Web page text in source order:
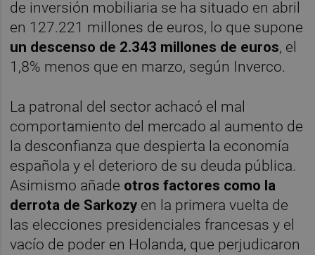
de inversión mobiliaria se ha situado en abril
en 127.221 millones de euros, lo que supone
un descenso de 2.343 millones de euros, el
1,8% menos que en marzo, según Inverco.
La patronal del sector achacó el mal
comportamiento del mercado al aumento de
la desconfianza que despierta la economía
española y el deterioro de su deuda pública.
Asimismo añade otros factores como la
derrota de Sarkozy en la primera vuelta de
las elecciones presidenciales francesas y el
vacío de poder en Holanda, que perjudicaron